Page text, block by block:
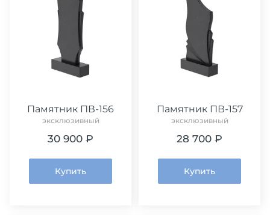
Памятник ПВ-156
эксклюзивный
30 900 ₽
Купить
Памятник ПВ-157
эксклюзивный
28 700 ₽
Купить